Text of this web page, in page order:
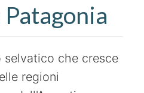
selvatico che cresce
regioni